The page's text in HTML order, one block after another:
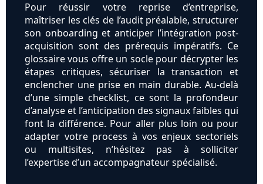
Pour réussir votre reprise d’entreprise,
maîtriser les clés de l’audit préalable, structurer
son onboarding et anticiper l’intégration post-
acquisition sont des prérequis impératifs. Ce
glossaire vous offre un socle pour décrypter les
étapes critiques, sécuriser la transaction et
enclencher une prise en main durable. Au-delà
d’une simple checklist, ce sont la profondeur
d’analyse et l’anticipation des signaux faibles qui
font la différence. Pour aller plus loin ou pour
adapter votre process à vos enjeux sectoriels
ou multisites, n’hésitez pas à solliciter
l’expertise d’un accompagnateur spécialisé.